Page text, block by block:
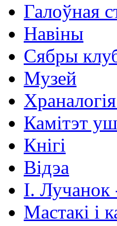
Галоўная
Навіны
Сябры
Музей
Камітэт
Кнігі
Відэа
І.
Мастакі i